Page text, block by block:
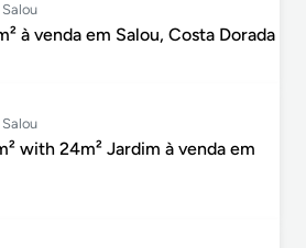
à venda em Salou, Costa Dorada
with 24m² Jardim à venda em